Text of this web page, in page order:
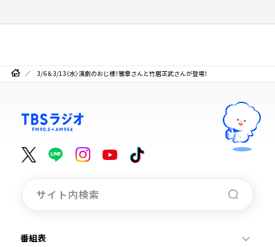
3/6＆3/13（水）演劇のおじ様！雅章さんと竹居正武さんが登場！
番組表